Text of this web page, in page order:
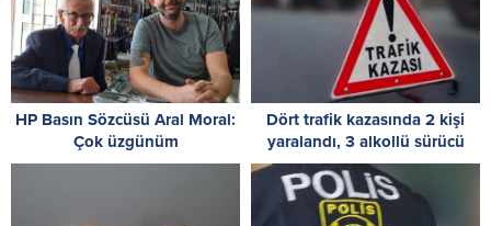
HP Basın Sözcüsü Aral Moral:
Çok üzgünüm
Dört trafik kazasında 2 kişi
yaralandı, 3 alkollü sürücü
tespit edildi